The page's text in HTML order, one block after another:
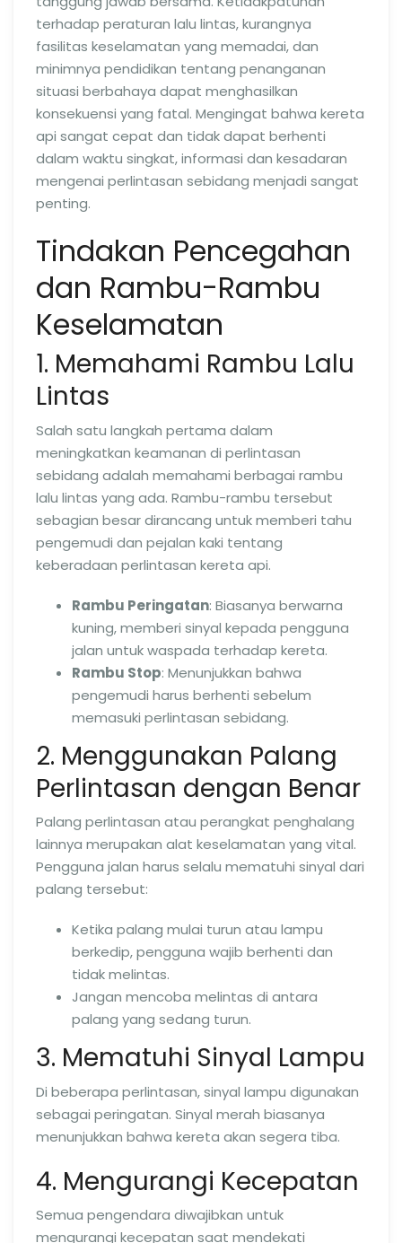
terhadap peraturan lalu lintas, kurangnya
fasilitas keselamatan yang memadai, dan
minimnya pendidikan tentang penanganan
situasi berbahaya dapat menghasilkan
konsekuensi yang fatal. Mengingat bahwa kereta
api sangat cepat dan tidak dapat berhenti
dalam waktu singkat, informasi dan kesadaran
mengenai perlintasan sebidang menjadi sangat
penting.
Tindakan Pencegahan
dan Rambu-Rambu
Keselamatan
1. Memahami Rambu Lalu
Lintas
Salah satu langkah pertama dalam
meningkatkan keamanan di perlintasan
sebidang adalah memahami berbagai rambu
lalu lintas yang ada. Rambu-rambu tersebut
sebagian besar dirancang untuk memberi tahu
pengemudi dan pejalan kaki tentang
keberadaan perlintasan kereta api.
Rambu Peringatan: Biasanya berwarna
kuning, memberi sinyal kepada pengguna
jalan untuk waspada terhadap kereta.
Rambu Stop: Menunjukkan bahwa
pengemudi harus berhenti sebelum
memasuki perlintasan sebidang.
2. Menggunakan Palang
Perlintasan dengan Benar
Palang perlintasan atau perangkat penghalang
lainnya merupakan alat keselamatan yang vital.
Pengguna jalan harus selalu mematuhi sinyal dari
palang tersebut:
Ketika palang mulai turun atau lampu
berkedip, pengguna wajib berhenti dan
tidak melintas.
Jangan mencoba melintas di antara
palang yang sedang turun.
3. Mematuhi Sinyal Lampu
Di beberapa perlintasan, sinyal lampu digunakan
sebagai peringatan. Sinyal merah biasanya
menunjukkan bahwa kereta akan segera tiba.
4. Mengurangi Kecepatan
Semua pengendara diwajibkan untuk
mengurangi kecepatan saat mendekati